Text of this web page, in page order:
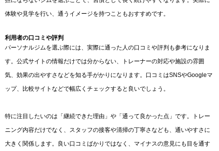
体験や見学を行い、通うイメージを持つこともおすすめです。
利用者の口コミや評判
パーソナルジムを選ぶ際には、実際に通った人の口コミや評判も参考になりま
す。公式サイトの情報だけでは分からない、トレーナーの対応や施設の雰囲
気、効果の出やすさなどを知る手がかりになります。口コミはSNSやGoogleマ
ップ、比較サイトなどで幅広くチェックすると良いでしょう。
特に注目したいのは「継続できた理由」や「通って良かった点」です。トレー
ニング内容だけでなく、スタッフの接客や清掃の丁寧さなども、通いやすさに
大きく関係します。良い口コミばかりではなく、マイナスの意見にも目を通す